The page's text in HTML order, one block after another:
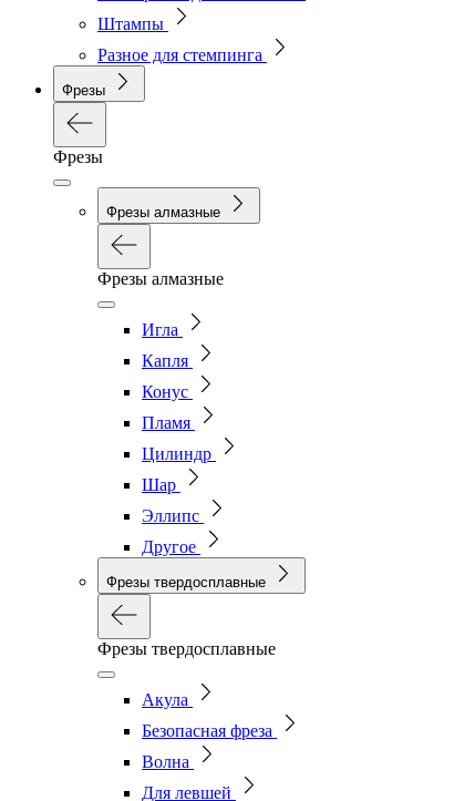
Штампы
Разное для стемпинга
Фрезы
Фрезы
Фрезы алмазные
Фрезы алмазные
Игла
Капля
Конус
Пламя
Цилиндр
Шар
Эллипс
Другое
Фрезы твердосплавные
Фрезы твердосплавные
Акула
Безопасная фреза
Волна
Для левшей